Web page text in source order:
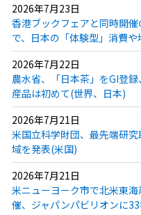
2026年7月23日
香港ブックフェアと同時開
で、日本の「体験型」消費
2026年7月22日
農水省、「日本茶」をGI登
産品は初めて(世界、日本)
2026年7月21日
米国立科学財団、最先端研
域を発表(米国)
2026年7月21日
米ニューヨーク市で北米東
催、ジャパンパビリオンに